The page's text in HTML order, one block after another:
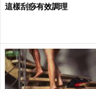
這樣刮痧有效調理